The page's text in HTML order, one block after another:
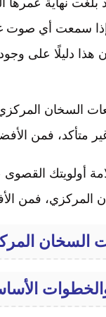
سمعت أي صوت
هذا دليلًا على
السخان
متأكد، فمن
أولويتك
المركزي، فمن
السخان